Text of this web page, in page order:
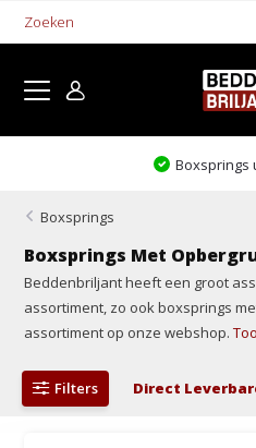
Boxsprings
Boxsprings
Boxsprings Met
Beddenbriljant heeft een groot
assortiment, zo ook boxsprings
assortiment op onze webshop.
Filters Direct